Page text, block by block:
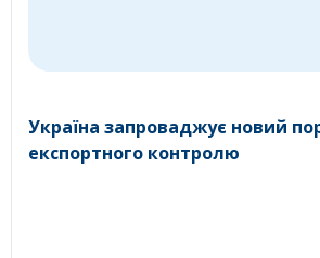
Україна запроваджує новий
експортного контролю